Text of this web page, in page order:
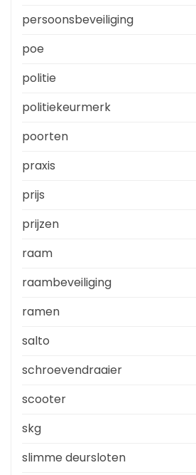
persoonsbeveiliging
poe
politie
politiekeurmerk
poorten
praxis
prijs
prijzen
raam
raambeveiliging
ramen
salto
schroevendraaier
scooter
skg
slimme deursloten